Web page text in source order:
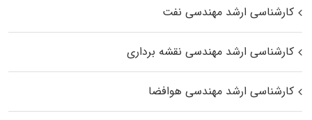
کارشناسی ارشد مهندسی نفت
کارشناسی ارشد مهندسی نقشه برداری
کارشناسی ارشد مهندسی هوافضا